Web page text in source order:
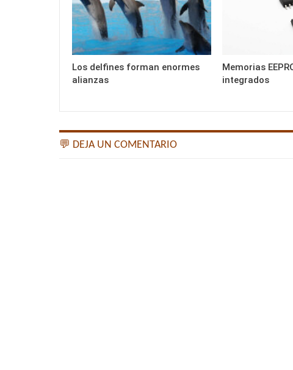
Los delfines forman enormes
alianzas
Memorias
integrados
💬 DEJA UN COMENTARIO